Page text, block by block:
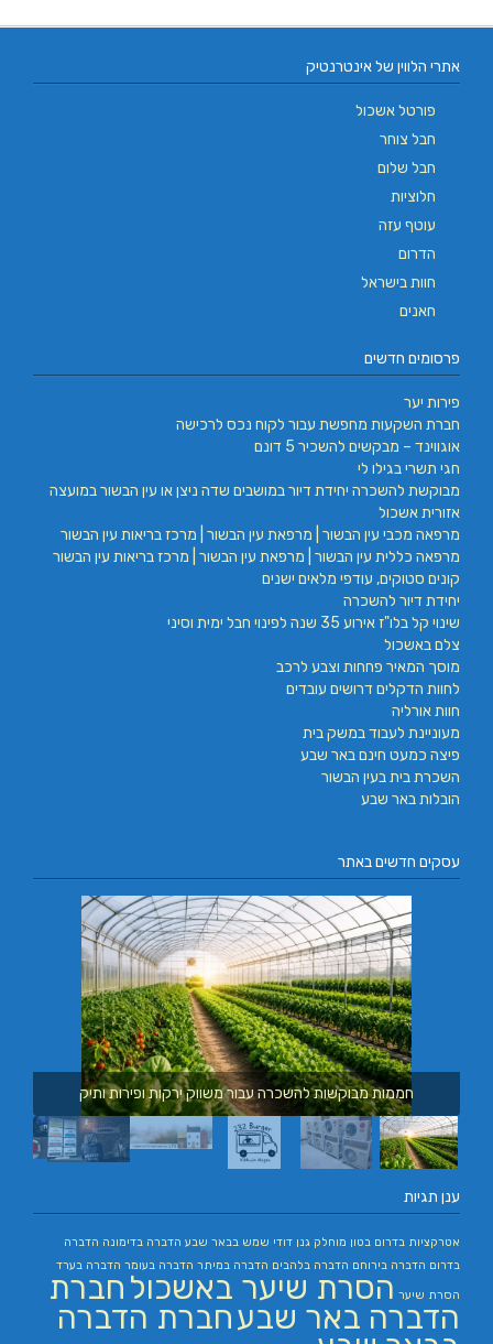
אתרי הלווין של אינטרנטיק
פורטל אשכול
חבל צוחר
חבל שלום
חלוציות
עוטף עזה
הדרום
חוות בישראל
חאנים
פרסומים חדשים
פירות יער
חברת השקעות מחפשת עבור לקוח נכס לרכישה
אוגווינד – מבקשים להשכיר 5 דונם
חגי תשרי בגילו לי
מבוקשת להשכרה יחידת דיור במושבים שדה ניצן או עין הבשור במועצה
אזורית אשכול
מרפאה מכבי עין הבשור | מרפאת עין הבשור | מרכז בריאות עין הבשור
מרפאה כללית עין הבשור | מרפאת עין הבשור | מרכז בריאות עין הבשור
קונים סטוקים, עודפי מלאים ישנים
יחידת דיור להשכרה
שינוי קל בלו"ז אירוע 35 שנה לפינוי חבל ימית וסיני
צלם באשכול
מוסך המאיר פחחות וצבע לרכב
לחוות הדקלים דרושים עובדים
חוות אורליה
מעוניינת לעבוד במשק בית
פיצה כמעט חינם באר שבע
השכרת בית בעין הבשור
הובלות באר שבע
עסקים חדשים באתר
חממות מבוקשות להשכרה עבור משווק ירקות ופירות ותיק
ענן תגיות
אטרקציות בדרום בטון מוחלק גנן דודי שמש בבאר שבע הדברה בדימונה הדברה
בדרום הדברה בירוחם הדברה בלהבים הדברה במיתר הדברה בעומר הדברה בערד
הסרת שיער הסרת שיער באשכול חברת
הדברה באר שבעחברת הדברה